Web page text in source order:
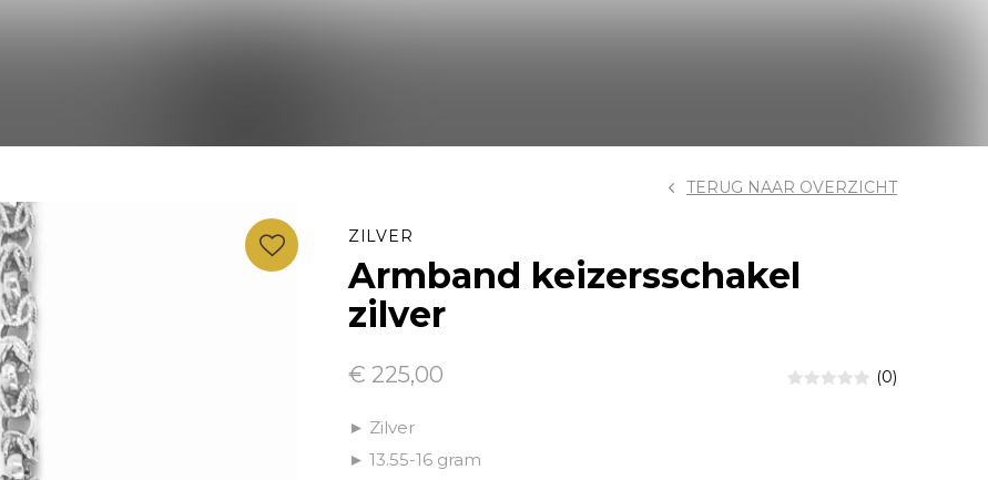
ZILVER
Armband keizersschakel
zilver
TERUG NAAR OVERZICHT
€ 225,00 (0)
► Zilver
► 13.55-16 gram